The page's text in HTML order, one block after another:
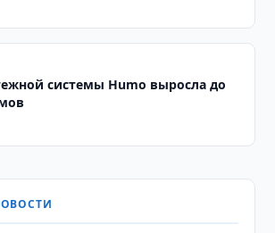
системы Humo выросла до